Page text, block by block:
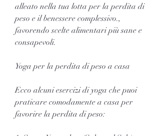
alleato nella tua lotta per la perdita di
peso e il benessere complessivo.,
favorendo scelte alimentari più sane e
consapevoli.
Yoga per la perdita di peso a casa
Ecco alcuni esercizi di yoga che puoi
praticare comodamente a casa per
favorire la perdita di peso: